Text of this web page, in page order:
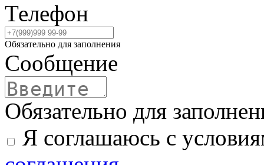
Телефон
Обязательно для заполнения
Сообщение
Обязательно для
Я соглашаюсь с